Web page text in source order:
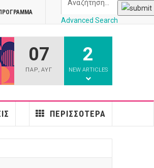
Advanced Search
07
ΠΑΡ,ΑΥΓ
2
NEW ARTICLES
ΠΕΡΙΣΣΌΤΕΡΑ